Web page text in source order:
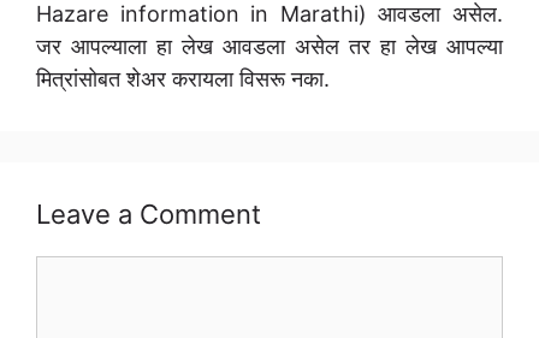
Hazare information in Marathi) आवडला असेल.
जर आपल्याला हा लेख आवडला असेल तर हा लेख आपल्या
मित्रांसोबत शेअर करायला विसरू नका.
Leave a Comment